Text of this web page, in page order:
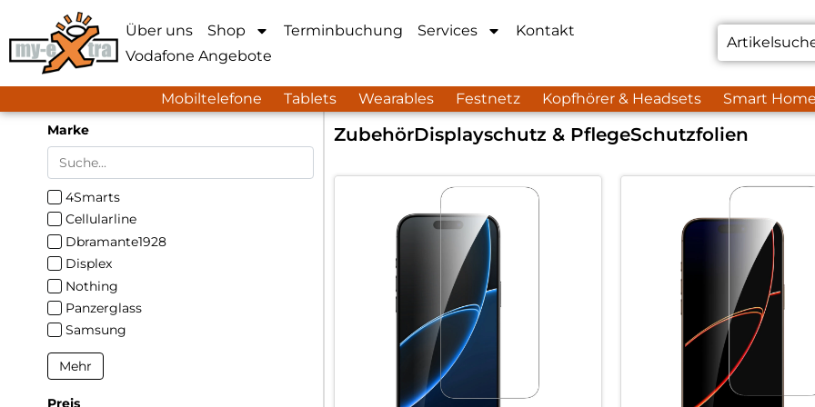
Über uns Shop Terminbuchung Services
Kontakt
Vodafone Angebote
Mobiltelefone Tablets Wearables Festnetz Kopfhörer & Headsets Smart Home
Marke
4Smarts
Cellularline
Dbramante1928
Displex
Nothing
Panzerglass
Samsung
Mehr
Preis
ZubehörDisplayschutz & PflegeSchutzfolien